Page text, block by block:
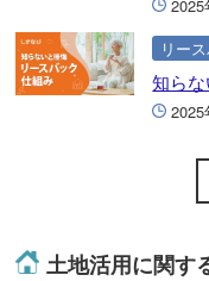
2025
リー
知ら
2025
土地活用に関す